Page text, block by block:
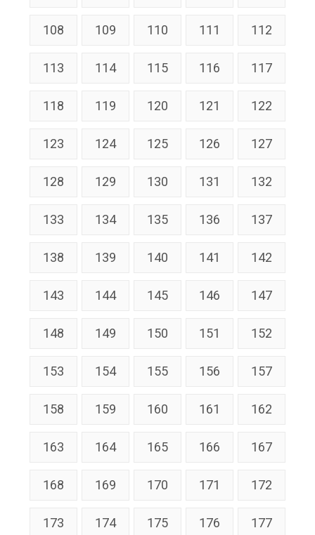
108 109 110 111 112
113 114 115 116 117
118 119 120 121 122
123 124 125 126 127
128 129 130 131 132
133 134 135 136 137
138 139 140 141 142
143 144 145 146 147
148 149 150 151 152
153 154 155 156 157
158 159 160 161 162
163 164 165 166 167
168 169 170 171 172
173 174 175 176 177